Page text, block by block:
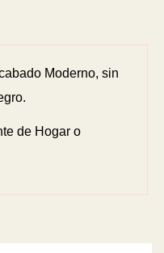
Moderno, sin
de Hogar o